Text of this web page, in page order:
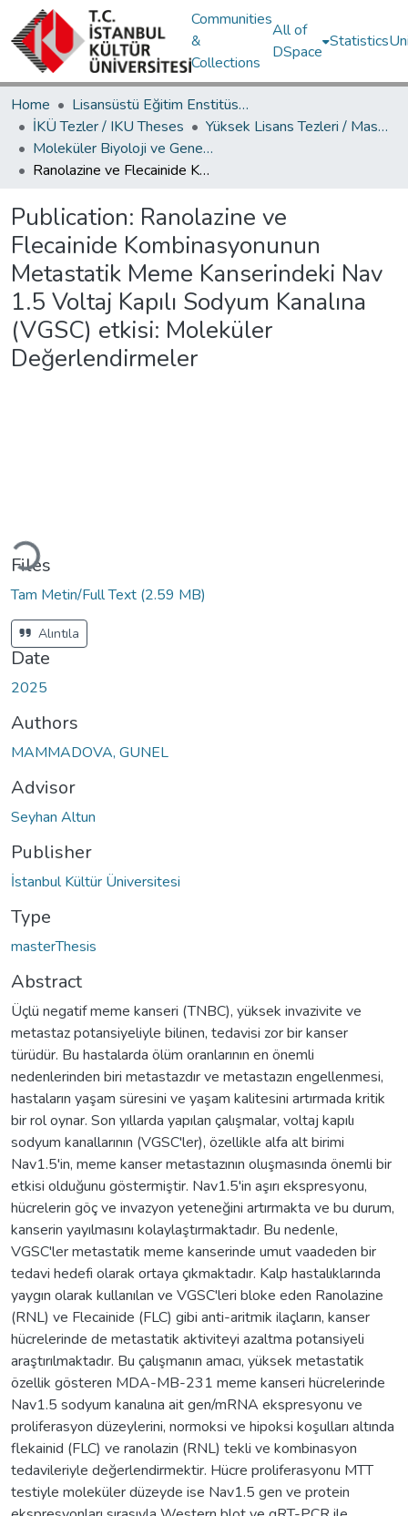
Communities
&
Collections
All of
DSpace
Statistics
Home
Lisansüstü Eğitim Enstitüsü / Postgraduate Education Institute
İKÜ Tezler / IKU Theses
Yüksek Lisans Tezleri / Master's Theses
Moleküler Biyoloji ve Genetik Ana Bilim Dalı / Department of Molecular Biology and Genetics
Ranolazine ve Flecainide Kombinasyonunun Metastatik Meme Kanserindeki Nav 1.5 Voltaj Kapılı Sodyum Kanalına (VGSC) etkisi: Moleküler Değerlendirmeler
Publication: Ranolazine ve
Flecainide Kombinasyonunun
Metastatik Meme Kanserindeki Nav
1.5 Voltaj Kapılı Sodyum Kanalına
(VGSC) etkisi: Moleküler
Değerlendirmeler
Loading...
Files
Tam Metin/Full Text (2.59 MB)
Alıntıla
Date
2025
Authors
MAMMADOVA, GUNEL
Advisor
Seyhan Altun
Publisher
İstanbul Kültür Üniversitesi
Type
masterThesis
Abstract
Üçlü negatif meme kanseri (TNBC), yüksek invazivite ve
metastaz potansiyeliyle bilinen, tedavisi zor bir kanser
türüdür. Bu hastalarda ölüm oranlarının en önemli
nedenlerinden biri metastazdır ve metastazın engellenmesi,
hastaların yaşam süresini ve yaşam kalitesini artırmada kritik
bir rol oynar. Son yıllarda yapılan çalışmalar, voltaj kapılı
sodyum kanallarının (VGSC'ler), özellikle alfa alt birimi
Nav1.5'in, meme kanser metastazının oluşmasında önemli bir
etkisi olduğunu göstermiştir. Nav1.5'in aşırı ekspresyonu,
hücrelerin göç ve invazyon yeteneğini artırmakta ve bu durum,
kanserin yayılmasını kolaylaştırmaktadır. Bu nedenle,
VGSC'ler metastatik meme kanserinde umut vaadeden bir
tedavi hedefi olarak ortaya çıkmaktadır. Kalp hastalıklarında
yaygın olarak kullanılan ve VGSC'leri bloke eden Ranolazine
(RNL) ve Flecainide (FLC) gibi anti-aritmik ilaçların, kanser
hücrelerinde de metastatik aktiviteyi azaltma potansiyeli
araştırılmaktadır. Bu çalışmanın amacı, yüksek metastatik
özellik gösteren MDA-MB-231 meme kanseri hücrelerinde
Nav1.5 sodyum kanalına ait gen/mRNA ekspresyonu ve
proliferasyon düzeylerini, normoksi ve hipoksi koşulları altında
flekainid (FLC) ve ranolazin (RNL) tekli ve kombinasyon
tedavileriyle değerlendirmektir. Hücre proliferasyonu MTT
testiyle moleküler düzeyde ise Nav1.5 gen ve protein